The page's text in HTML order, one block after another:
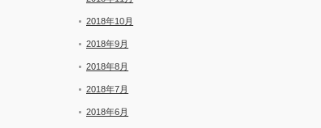
2018年10月
2018年9月
2018年8月
2018年7月
2018年6月